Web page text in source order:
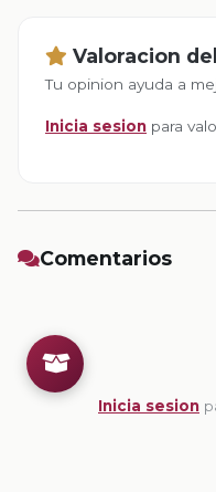
Valoracion
Tu opinion ayuda a
Inicia sesion para
Comentarios
Inicia sesion